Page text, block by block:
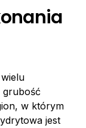
grubość
w którym
jest